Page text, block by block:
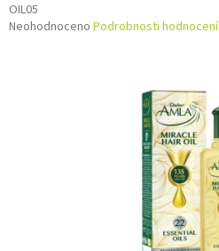
OIL05
Průměrné
Neohodnoceno Podrobnosti hodnocení